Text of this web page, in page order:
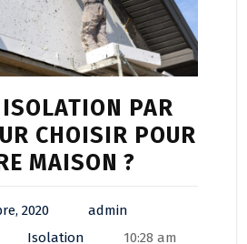
PAR
CHOISIR POUR
MAISON ?
2020
admin
Isolation 10:28 am